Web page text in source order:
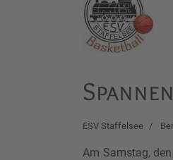
ESV Staffelsee
Am Samstag,